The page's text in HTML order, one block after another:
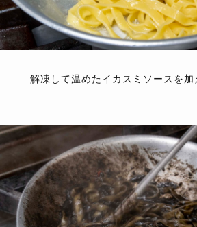
解凍して温めたイカスミソースを加